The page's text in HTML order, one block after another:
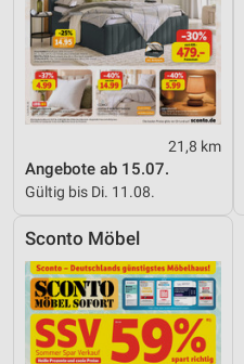
21,8 km
Angebote ab 15.07.
Gültig bis Di. 11.08.
Sconto Möbel